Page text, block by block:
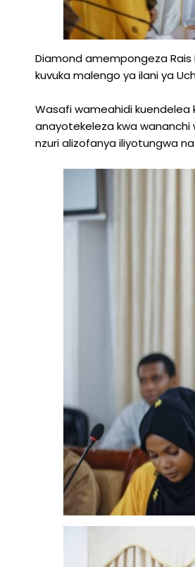
Diamond amempongeza Rais
kuvuka malengo ya ilani ya
Wasafi wameahidi kuendelea
anayotekeleza kwa wananchi
nzuri alizofanya iliyotungwa